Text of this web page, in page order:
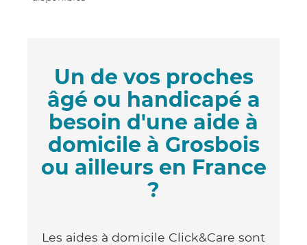
Un de vos proches
âgé ou handicapé a
besoin d'une aide à
domicile à Grosbois
ou ailleurs en France
?
Les aides à domicile Click&Care sont